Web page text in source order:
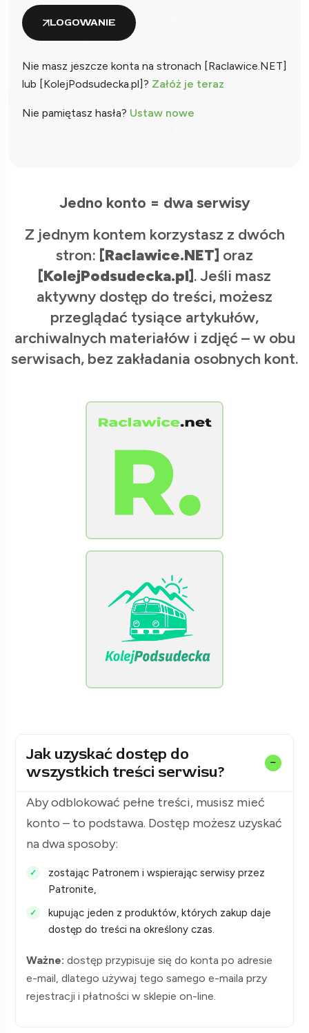
LOGOWANIE
Nie masz jeszcze konta na stronach [Raclawice.NET]
lub [KolejPodsudecka.pl]? Załóż je teraz
Nie pamiętasz hasła? Ustaw nowe
Jedno konto = dwa serwisy
Z jednym kontem korzystasz z dwóch
stron: [Raclawice.NET] oraz
[KolejPodsudecka.pl]. Jeśli masz
aktywny dostęp do treści, możesz
przeglądać tysiące artykułów,
archiwalnych materiałów i zdjęć – w obu
serwisach, bez zakładania osobnych kont.
Jak uzyskać dostęp do
wszystkich treści serwisu?
Aby odblokować pełne treści, musisz mieć
konto – to podstawa. Dostęp możesz uzyskać
na dwa sposoby:
zostając Patronem i wspierając serwisy przez
Patronite,
kupując jeden z produktów, których zakup daje
dostęp do treści na określony czas.
Ważne: dostęp przypisuje się do konta po adresie
e-mail, dlatego używaj tego samego e-maila przy
rejestracji i płatności w sklepie on-line.